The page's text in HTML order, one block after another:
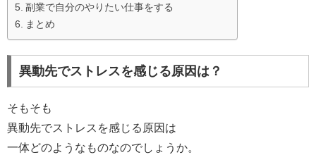
副業で自分のやりたい仕事をする
まとめ
異動先でストレスを感じる原因は？
そもそも
異動先でストレスを感じる原因は
一体どのようなものなのでしょうか。